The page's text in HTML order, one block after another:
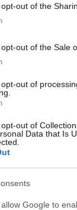
out of the
out of the Sale
out of
out of
Data that Is
Google to
on is!